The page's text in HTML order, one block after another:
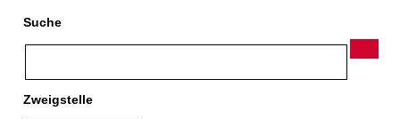
Suche
Zweigstelle